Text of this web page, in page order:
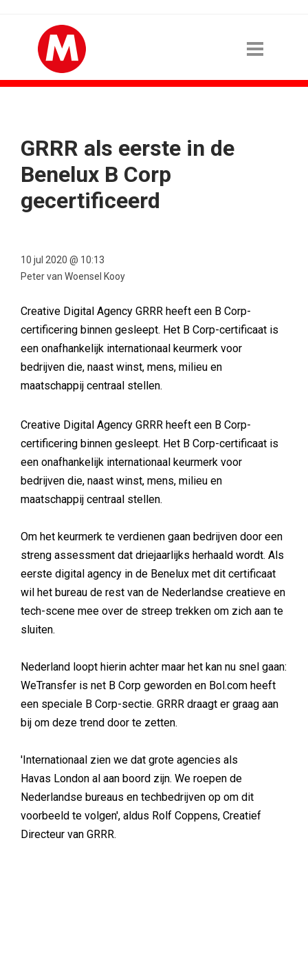
GRRR als eerste in de
Benelux B Corp
gecertificeerd
10 jul 2020 @ 10:13
Peter van Woensel Kooy
Creative Digital Agency GRRR heeft een B Corp-
certificering binnen gesleept. Het B Corp-certificaat is
een onafhankelijk internationaal keurmerk voor
bedrijven die, naast winst, mens, milieu en
maatschappij centraal stellen.
Creative Digital Agency GRRR heeft een B Corp-
certificering binnen gesleept. Het B Corp-certificaat is
een onafhankelijk internationaal keurmerk voor
bedrijven die, naast winst, mens, milieu en
maatschappij centraal stellen.
Om het keurmerk te verdienen gaan bedrijven door een
streng assessment dat driejaarlijks herhaald wordt. Als
eerste digital agency in de Benelux met dit certificaat
wil het bureau de rest van de Nederlandse creatieve en
tech-scene mee over de streep trekken om zich aan te
sluiten.
Nederland loopt hierin achter maar het kan nu snel gaan:
WeTransfer is net B Corp geworden en Bol.com heeft
een speciale B Corp-sectie. GRRR draagt er graag aan
bij om deze trend door te zetten.
'Internationaal zien we dat grote agencies als
Havas London al aan boord zijn. We roepen de
Nederlandse bureaus en techbedrijven op om dit
voorbeeld te volgen', aldus Rolf Coppens, Creatief
Directeur van GRRR.